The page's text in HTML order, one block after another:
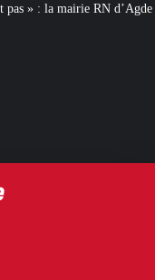
à la meute « antiraciste »